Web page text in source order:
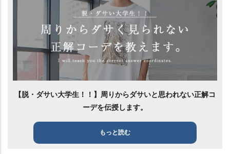
【脱・ダサい大学生！！】周りからダサいと思われない正解コ
ーデを伝授します。
もっと読む